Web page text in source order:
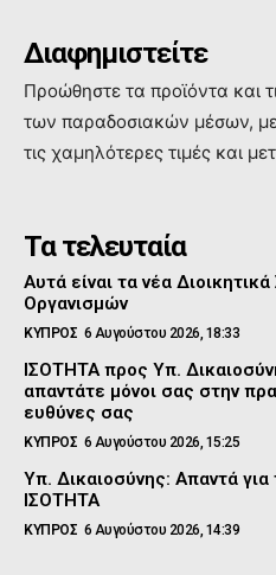
Διαφημιστείτε
Προώθηστε τα προϊόντα και
των παραδοσιακών μέσων, με
τις χαμηλότερες τιμές και
Τα τελευταία
Αυτά είναι τα νέα
Οργανισμών
ΚΥΠΡΟΣ 6 Αυγούστου 2026, 18:33
ΙΣΟΤΗΤΑ προς Υπ.
απαντάτε μόνοι σας στην
ευθύνες σας
ΚΥΠΡΟΣ 6 Αυγούστου 2026, 15:25
Υπ. Δικαιοσύνης: Απαντά
ΙΣΟΤΗΤΑ
ΚΥΠΡΟΣ 6 Αυγούστου 2026, 14:39